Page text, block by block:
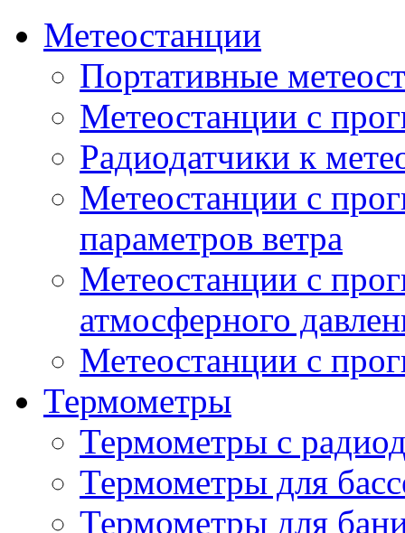
Метеостанции
Портативные
Метеостанции с
Радиодатчики к
Метеостанции с
параметров ветра
Метеостанции с
атмосферного
Метеостанции с
Термометры
Термометры с
Термометры для
Термометры для